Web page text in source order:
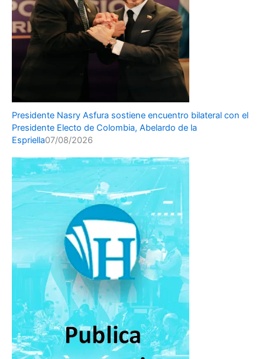
Presidente Nasry Asfura sostiene encuentro bilateral con el
Presidente Electo de Colombia, Abelardo de la
Espriella07/08/2026